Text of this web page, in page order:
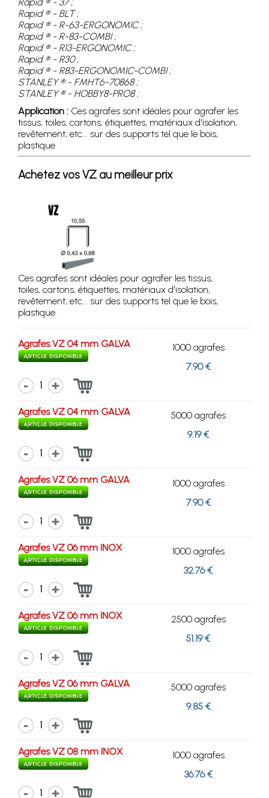
Rapid ® - BLT ;
Rapid ® - R-63-ERGONOMIC ;
Rapid ® - R-83-COMBI ;
Rapid ® - R13-ERGONOMIC ;
Rapid ® - R30 ;
Rapid ® - R83-ERGONOMIC-COMBI ;
STANLEY ® - FMHT6-70868 ;
STANLEY ® - HOBBY8-PRO8 ;
Application : Ces agrafes sont idéales pour agrafer les
tissus, toiles, cartons, étiquettes, matériaux d'isolation,
revêtement, etc... sur des supports tel que le bois,
plastique.
Achetez vos VZ au meilleur prix
Ces agrafes sont idéales pour agrafer les tissus,
toiles, cartons, étiquettes, matériaux d'isolation,
revêtement, etc... sur des supports tel que le bois,
plastique.
Agrafes VZ 04 mm GALVA
1000 agrafes
7.90 €
1
Agrafes VZ 04 mm GALVA
5000 agrafes
9.19 €
1
Agrafes VZ 06 mm GALVA
1000 agrafes
7.90 €
1
Agrafes VZ 06 mm INOX
1000 agrafes
32.76 €
1
Agrafes VZ 06 mm INOX
2500 agrafes
51.19 €
1
Agrafes VZ 06 mm GALVA
5000 agrafes
9.85 €
1
Agrafes VZ 08 mm INOX
1000 agrafes
36.76 €
1